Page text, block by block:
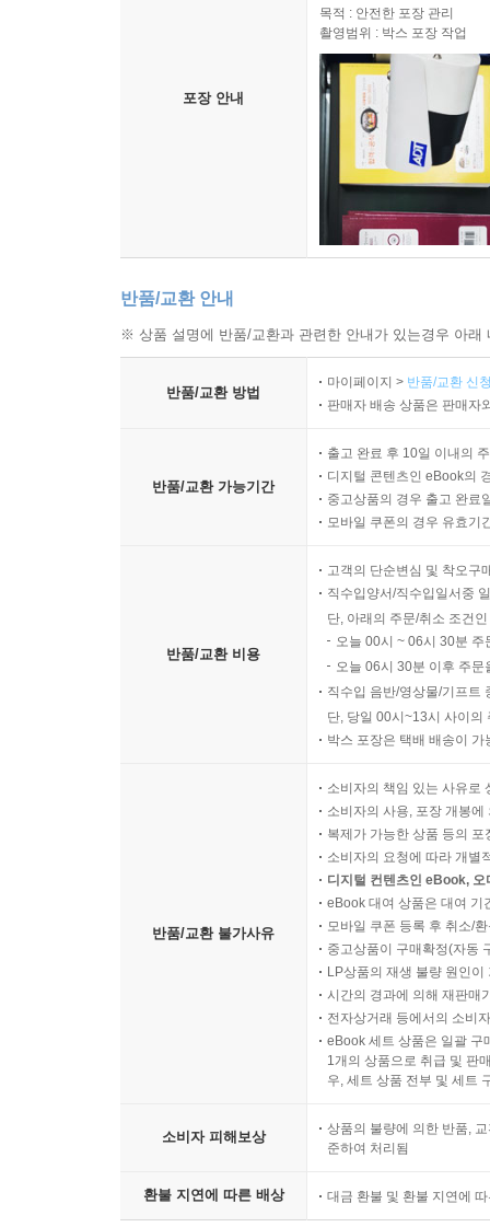
포장 안내
목적 : 안전한 포장 관리
촬영범위 : 박스 포장 작업
반품/교환 안내
※ 상품 설명에 반품/교환과 관련한 안내가 있는경우 아
반품/교환 방법
마이페이지 > 반품/교환 신
판매자 배송 상품은 판매자
반품/교환 가능기간
출고 완료 후 10일 이내의
디지털 콘텐츠인 eBook의
중고상품의 경우 출고 완료
모바일 쿠폰의 경우 유효기
반품/교환 비용
고객의 단순변심 및 착오구
직수입양서/직수입일서중
단, 아래의 주문/취소 조건
오늘 00시 ~ 06시 30분
오늘 06시 30분 이후 주
직수입 음반/영상물/기프트
단, 당일 00시~13시 사이의
박스 포장은 택배 배송이
반품/교환 불가사유
소비자의 책임 있는 사유로
소비자의 사용, 포장 개봉
복제가 가능한 상품 등의
소비자의 요청에 따라 개별
디지털 컨텐츠인 eBook,
eBook 대여 상품은 대여 기
모바일 쿠폰 등록 후 취소/
중고상품이 구매확정(자동
LP상품의 재생 불량 원인
시간의 경과에 의해 재판매
전자상거래 등에서의 소비
eBook 세트 상품은 일괄 구
1개의 상품으로 취급 및 판
우, 세트 상품 전부 및 세트
소비자 피해보상
상품의 불량에 의한 반품,
준하여 처리됨
환불 지연에 따른 배상 대금 환불 및 환불 지연에